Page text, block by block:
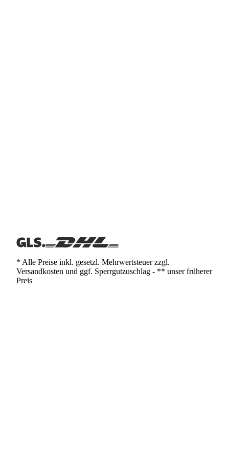
* Alle Preise inkl. gesetzl. Mehrwertsteuer zzgl.
Versandkosten und ggf. Sperrgutzuschlag - ** unser früherer
Preis